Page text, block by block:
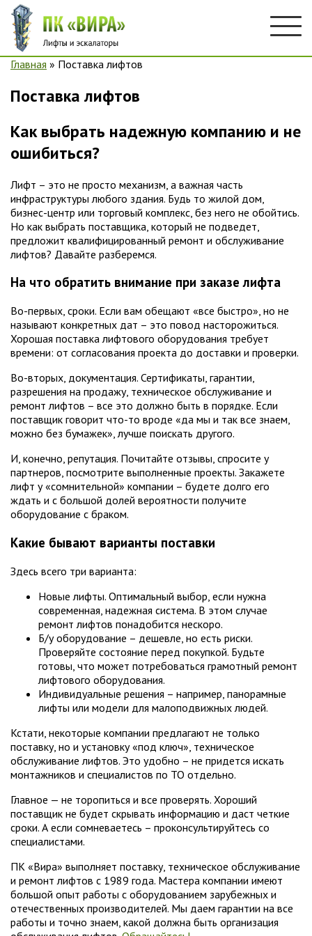
Главная » Поставка лифтов
Поставка лифтов
Как выбрать надежную компанию и не
ошибиться?
Лифт – это не просто механизм, а важная часть
инфраструктуры любого здания. Будь то жилой дом,
бизнес-центр или торговый комплекс, без него не обойтись.
Но как выбрать поставщика, который не подведет,
предложит квалифицированный ремонт и обслуживание
лифтов? Давайте разберемся.
На что обратить внимание при заказе лифта
Во-первых, сроки. Если вам обещают «все быстро», но не
называют конкретных дат – это повод насторожиться.
Хорошая поставка лифтового оборудования требует
времени: от согласования проекта до доставки и проверки.
Во-вторых, документация. Сертификаты, гарантии,
разрешения на продажу, техническое обслуживание и
ремонт лифтов – все это должно быть в порядке. Если
поставщик говорит что-то вроде «да мы и так все знаем,
можно без бумажек», лучше поискать другого.
И, конечно, репутация. Почитайте отзывы, спросите у
партнеров, посмотрите выполненные проекты. Закажете
лифт у «сомнительной» компании – будете долго его
ждать и с большой долей вероятности получите
оборудование с браком.
Какие бывают варианты поставки
Здесь всего три варианта:
Новые лифты. Оптимальный выбор, если нужна
современная, надежная система. В этом случае
ремонт лифтов понадобится нескоро.
Б/у оборудование – дешевле, но есть риски.
Проверяйте состояние перед покупкой. Будьте
готовы, что может потребоваться грамотный ремонт
лифтового оборудования.
Индивидуальные решения – например, панорамные
лифты или модели для малоподвижных людей.
Кстати, некоторые компании предлагают не только
поставку, но и установку «под ключ», техническое
обслуживание лифтов. Это удобно – не придется искать
монтажников и специалистов по ТО отдельно.
Главное — не торопиться и все проверять. Хороший
поставщик не будет скрывать информацию и даст четкие
сроки. А если сомневаетесь – проконсультируйтесь со
специалистами.
ПК «Вира» выполняет поставку, техническое обслуживание
и ремонт лифтов с 1989 года. Мастера компании имеют
большой опыт работы с оборудованием зарубежных и
отечественных производителей. Мы даем гарантии на все
работы и точно знаем, какой должна быть организация